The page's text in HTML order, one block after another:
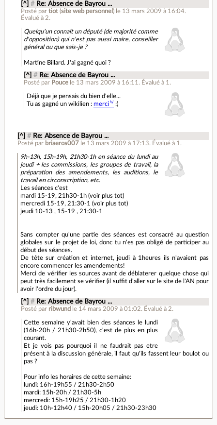
[^] # Re: Absence de Bayrou ...
Posté par tiot(site web personnel ) le 13 mars 2009 à 16:04.
Évalué à 2.
Quelqu'un connait un député (de majorité comme
d'opposition) qui n'est pas aussi maire, conseiller
général ou que sais-je ?
Martine Billard. J'ai gagné quoi ?
[^] # Re: Absence de Bayrou ...
Posté par Pouce le 13 mars 2009 à 16:11 . Évalué à 1 .
Déjà que je pensais du bien d'elle...
Tu as gagné un wikilien : merci :)
[^] # Re: Absence de Bayrou ...
Posté par briaeros007 le 13 mars 2009 à 17:13. Évalué à 1 .
9h-13h, 15h-19h, 21h30-1h en séance du lundi au
jeudi + les commissions, les groupes de travail, la
préparation des amendements, les auditions, le
travail en circonscription, etc.
Les séances c'est
mardi 15-19, 21h30-1h (voir plus tot)
mercredi 15-19, 21:30-1 (voir plus tot)
jeudi 10-13 , 15-19 , 21:30-1
Sans compter qu'une partie des séances est consacré au question
globales sur le projet de loi, donc tu n'es pas obligé de participer au
début des séances.
De tête sur création et internet, jeudi à 1heures ils n'avaient pas
encore commencer les amendements!
Merci de vérifier les sources avant de déblaterer quelque chose qui
peut très facilement se vérifier (il suffit d'aller sur le site de l'AN pour
avoir l'ordre du jour).
[^] # Re: Absence de Bayrou ...
Posté par ribwund le 14 mars 2009 à 01:02. Évalué à 2.
Cette semaine y'avait bien des séances le lundi
(16h-20h / 21h30-2h50), c'est de plus en plus
courant.
Et je vois pas pourquoi il ne faudrait pas etre
présent à la discussion générale, il faut qu'ils fassent leur boulot ou
pas ?
Pour info les horaires de cette semaine:
lundi: 16h-19h55 / 21h30-2h50
mardi: 15h-20h / 21h30-5h
mercredi: 15h-19h25 / 21h30-1h20
jeudi: 10h-12h40 / 15h-20h05 / 21h30-23h30